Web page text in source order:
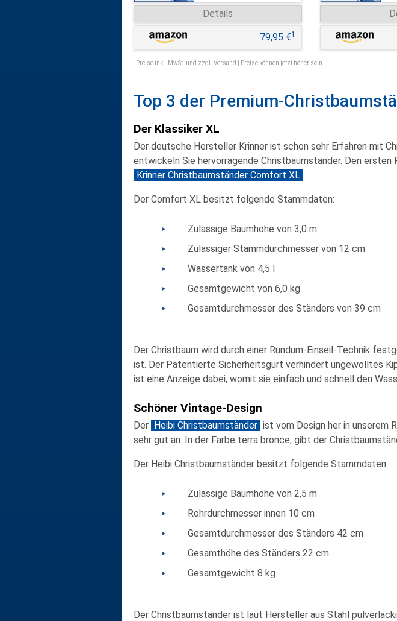
Details
79,95 €1
1 Preise inkl. MwSt. und zzgl. Versand | Preise können jetzt höher sein.
Top 3 der Premium-
Der Klassiker XL
Der deutsche Hersteller Krinner ist schon sehr Erfahren mit
entwickeln Sie hervorragende Christbaumständer. Den ersten
Krinner Christbaumständer Comfort XL .
Der Comfort XL besitzt folgende Stammdaten:
Zulässige Baumhöhe von 3,0 m
Zulässiger Stammdurchmesser von 12 cm
Wassertank von 4,5 l
Gesamtgewicht von 6,0 kg
Gesamtdurchmesser des Ständers von 39 cm
Der Christbaum wird durch einer Rundum-Einseil-Technik
ist. Der Patentierte Sicherheitsgurt verhindert ungewolltes
ist eine Anzeige dabei, womit sie einfach und schnell den
Schöner Vintage-Design
Der Heibi Christbaumständer ist vom Design her in unserem
sehr gut an. In der Farbe terra bronce, gibt der
Der Heibi Christbaumständer besitzt folgende Stammdaten:
Zulässige Baumhöhe von 2,5 m
Rohrdurchmesser innen 10 cm
Gesamtdurchmesser des Ständers 42 cm
Gesamthöhe des Ständers 22 cm
Gesamtgewicht 8 kg
Der Christbaumständer ist laut Hersteller aus Stahl